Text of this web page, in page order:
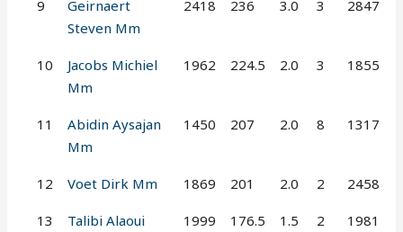
9
Geirnaert
Steven Mm
2418 236 3.0 3 2847
10
Jacobs Michiel
Mm
1962 224.5 2.0 3 1855
11
Abidin Aysajan
Mm
1450 207 2.0 8 1317
12 Voet Dirk Mm 1869 201 2.0 2 2458
13
Talibi Alaoui
1999 176.5 1.5 2 1981